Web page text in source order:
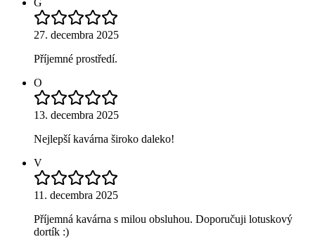
G
27. decembra 2025
Příjemné prostředí.
O
13. decembra 2025
Nejlepší kavárna široko daleko!
V
11. decembra 2025
Příjemná kavárna s milou obsluhou. Doporučuji lotuskový
dortík :)